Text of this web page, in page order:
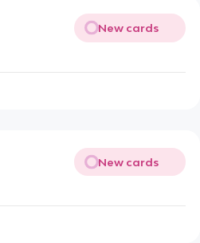
New cards
New cards